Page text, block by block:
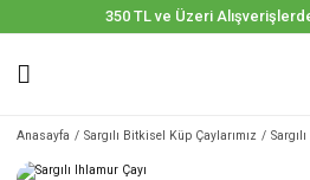
350 TL ve Üzeri
Anasayfa Sargılı Bitkisel Küp Çaylarımız